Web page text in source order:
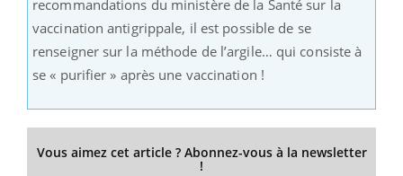
recommandations du ministère de la Santé sur la
vaccination antigrippale, il est possible de se
renseigner sur la méthode de l’argile… qui consiste à
se « purifier » après une vaccination !
Vous aimez cet article ? Abonnez-vous à la newsletter
!